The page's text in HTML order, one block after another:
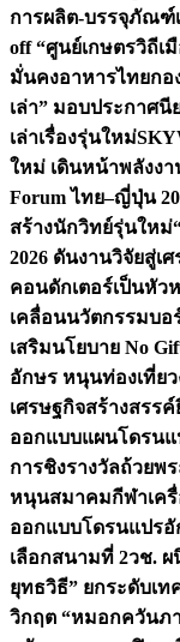
การผลิต-บรรจุภัณฑ์
off “ศูนย์เกษตรวิถีเ
มั่นคงอาหารไทยกอ
เล่า” มอบประกาศ
เล่าเรื่องรุ่นใหม่
ใหม่ เดินหน้าพลังง
Forum ไทย–ญี่ปุ่น
สร้างนักวิทย์รุ่นใหม่
2026 ดันงานวิจัยสู่เ
คอนดักเตอร์เป็นหัว
เคลื่อนนวัตกรรมบอ
เสริมนโยบาย No
อักษร หนุนท่องเที่ย
เศรษฐกิจสร้างสรรค์
ออกแบบแผนโดรนแ
การชิงรางวัลถ้วยพ
หนุนสมาคมกีฬาเค
ออกแบบโดรนแปรอั
เลือกสนามที่ 2วช. ผ
ยุทธวิธี” ยกระดับเ
วิกฤต “หมอกควันภ